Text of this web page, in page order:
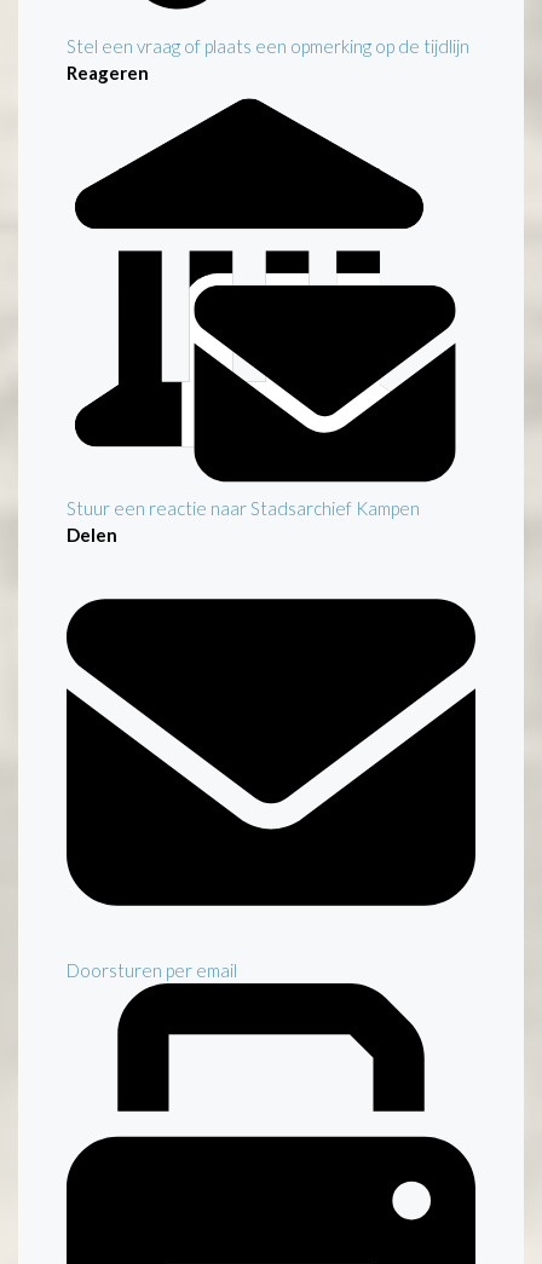
Stel een vraag of plaats een opmerking op de tijdlijn
Reageren
Stuur een reactie naar Stadsarchief Kampen
Delen
Doorsturen per email